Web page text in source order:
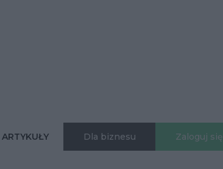
ARTYKUŁY Dla biznesu Zaloguj się